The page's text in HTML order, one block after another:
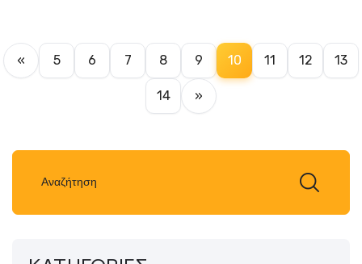
« 5 6 7 8 9 10 11 12 13
14 »